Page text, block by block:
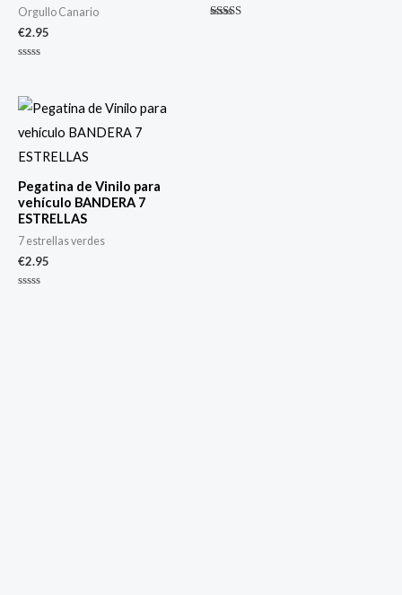
Orgullo Canario
€2.95
de
5
Pegatina de Vinilo para
vehículo BANDERA 7
ESTRELLAS
7 estrellas verdes
€2.95